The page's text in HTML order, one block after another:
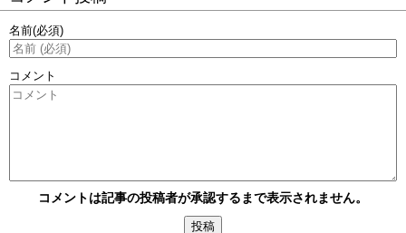
名前(必須)
コメント
コメントは記事の投稿者が承認するまで表示されません。